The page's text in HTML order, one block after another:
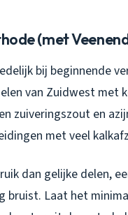
(met
bij beginnende
van Zuidwest
zuiveringszout en
met veel
dan gelijke delen,
Laat het